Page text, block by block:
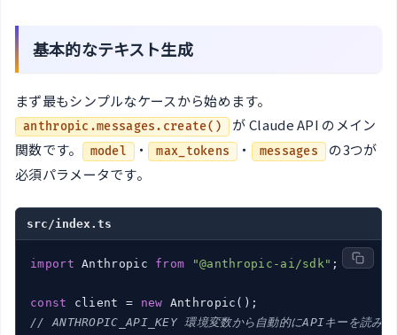
基本的なテキスト生成
まず最もシンプルなケースから始めます。
anthropic.messages.create()
が Claude API のメイン
関数です。
model ・ max_tokens ・ messages
の3つが
必須パラメータです。
src/index.ts
import Anthropic from "@anthropic-ai/sdk" ;
const client = new
// ANTHROPIC_API_KEY 環境変数から自動的にAPIキーを読み込